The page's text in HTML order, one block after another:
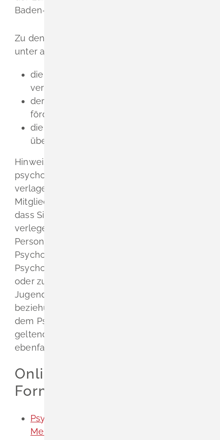
Baden-Württemberg anmelden.
Zu den Hauptaufgaben der Kammer gehört
unter anderem,
die Berufsinteressen ihrer Mitglieder zu
vertreten,
deren Weiter- und Fortbildung zu
fördern und
die Erfüllung der Berufspflichten zu
überwachen.
Hinweis:
psychotherapeutische Tätigkeit ins Ausland
verlagern, können Sie auf Antrag freiwilliges
Mitglied bleiben. Dies gilt auch für den Fall,
dass Sie nur Ihren Wohnsitz ins Ausland
verlegen, ohne beruflich tätig zu sein.
Personen, die sich in Ausbildung zum/ zur
Psychologischen
Psychotherapeuten/Psychotherapeutin
oder zum/ zur Kinder- und
Jugendlichenpsychotherapeuten
beziehungsweise -psychotherapeutin nach
dem PsychThG in der bis zum 31.08.2020
geltenden Fassung befinden (PiAs) können
ebenfalls freiwillige Mitglieder werden.
Onlineantrag und
Formulare
Psychotherapeutenkammer -
Meldebogen für Anmeldung